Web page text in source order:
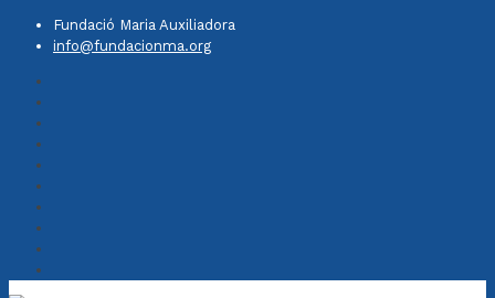
Fundació Maria Auxiliadora
info@fundacionma.org